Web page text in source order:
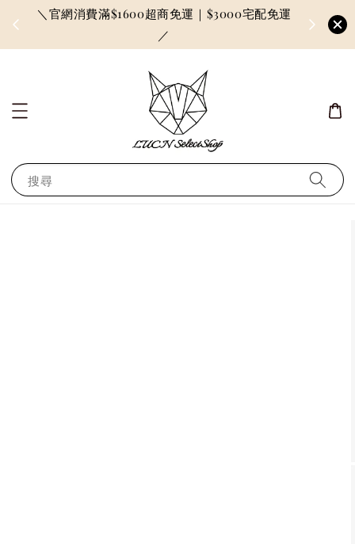
＼官網消費滿$1600超商免運｜$3000宅配免運
／
因訂單
搜尋